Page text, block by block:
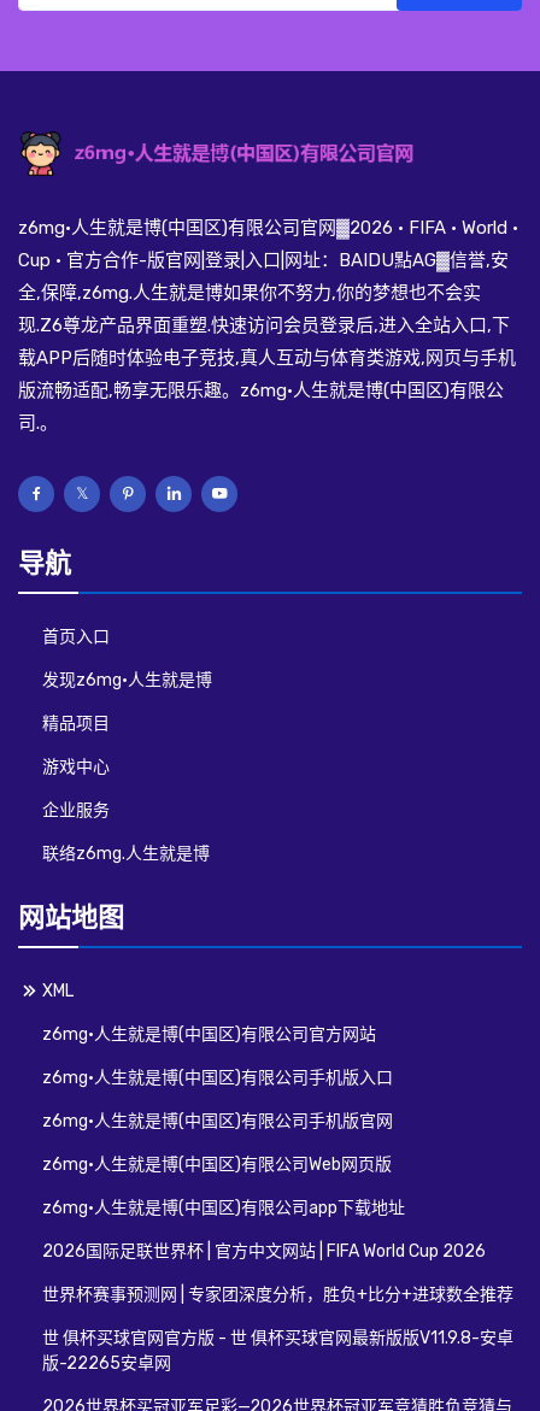
z6mg·人生就是博(中国区)有限公司官网▓2026 · FIFA · World ·
Cup · 官方合作-版官网|登录|入口|网址：BAIDU點AG▓信誉,安
全,保障,z6mg.人生就是博如果你不努力,你的梦想也不会实
现.Z6尊龙产品界面重塑.快速访问会员登录后,进入全站入口,下
载APP后随时体验电子竞技,真人互动与体育类游戏,网页与手机
版流畅适配,畅享无限乐趣。z6mg·人生就是博(中国区)有限公
司.。
导航
首页入口
发现z6mg·人生就是博
精品项目
游戏中心
企业服务
联络z6mg.人生就是博
网站地图
XML
z6mg·人生就是博(中国区)有限公司官方网站
z6mg·人生就是博(中国区)有限公司手机版入口
z6mg·人生就是博(中国区)有限公司手机版官网
z6mg·人生就是博(中国区)有限公司Web网页版
z6mg·人生就是博(中国区)有限公司app下载地址
2026国际足联世界杯 | 官方中文网站 | FIFA World Cup 2026
世界杯赛事预测网 | 专家团深度分析，胜负+比分+进球数全推荐
世 俱杯买球官网官方版 - 世 俱杯买球官网最新版版V11.9.8-安卓
版-22265安卓网